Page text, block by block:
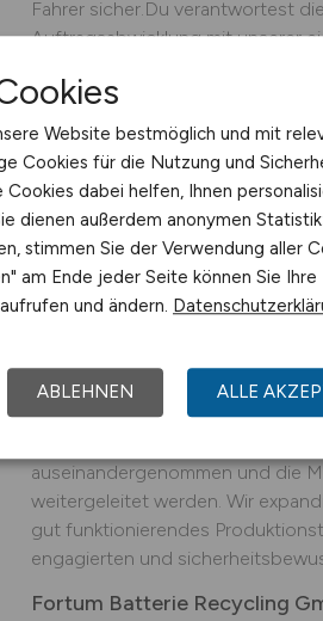
Fahrer sicher.Du verantwortest
Auftragsabwicklung mit unserer
bedarfsgerechten Fahrereinsatz
operative Steuerung.Du...
WHEELS Logistics GmbH &
heute Münster
(w/m/d)
interessanter
An unserem Standort in
Prozessschritt durchgeführt, in
auseinandergenommen und die
weitergeleitet werden. Wir
gut funktionierendes
engagierten und
Fortum Batterie Recycling
Website bestmöglich und mit
Cookies für die Nutzung und
dabei helfen, Ihnen
dienen außerdem anonymen
stimmen Sie der Verwendung aller
am Ende jeder Seite können Sie Ihre
und ändern.
ABLEHNEN ALLE